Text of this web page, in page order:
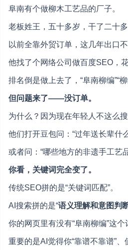
阜南有个做柳木工艺品的厂子。
老板姓王，五十多岁，干了二十多
以前全靠外贸订单，这几年出口
他找了个网络公司做百度SEO，花
排名倒是做上去了，“阜南柳编”“
但问题来了——没订单。
为什么？因为现在年轻人不这么搜
他们打开豆包问：“过年送长辈什
或者问：“哪些地方的非遗手工艺
你看，关键词完全变了。
传统SEO拼的是“关键词匹配”。
AI搜索拼的是“语义理解和意图判
你的网页里有没有“阜南柳编”这个
重要的是AI觉得你“靠谱不靠谱”